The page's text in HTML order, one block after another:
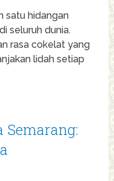
satu hidangan
seluruh dunia.
rasa cokelat yang
lidah setiap
Semarang: